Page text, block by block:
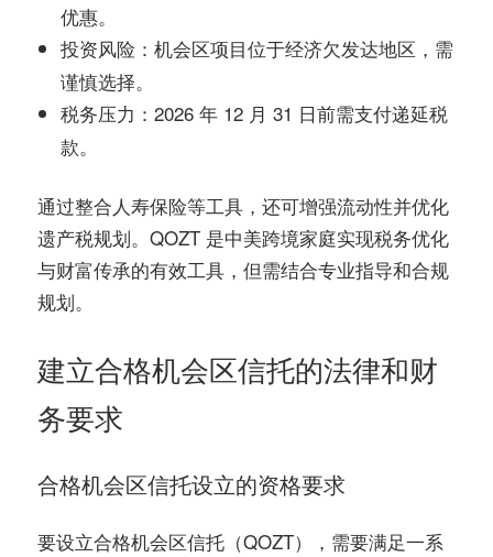
优惠。
投资风险 ：机会区项目位于经济欠发达地区，需
谨慎选择。
税务压力 ：2026 年 12 月 31 日前需支付递延税
款。
通过整合人寿保险等工具，还可增强流动性并优化
遗产税规划。QOZT 是中美跨境家庭实现税务优化
与财富传承的有效工具，但需结合专业指导和合规
规划。
建立合格机会区信托的法律和财
务要求
合格机会区信托设立的资格要求
要设立合格机会区信托（QOZT），需要满足一系